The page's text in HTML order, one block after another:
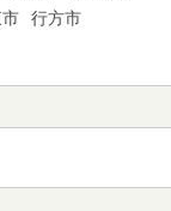
行方市